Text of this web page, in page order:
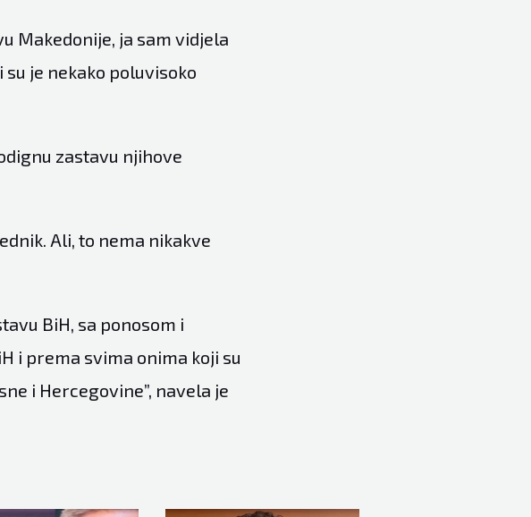
Makedonije, ja sam vidjela
je nekako poluvisoko
zastavu njihove
Ali, to nema nikakve
BiH, sa ponosom i
i prema svima onima koji su
i Hercegovine”, navela je